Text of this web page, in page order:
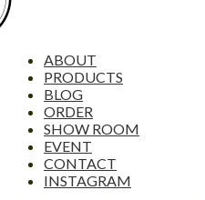
ABOUT
PRODUCTS
BLOG
ORDER
SHOW ROOM
EVENT
CONTACT
INSTAGRAM